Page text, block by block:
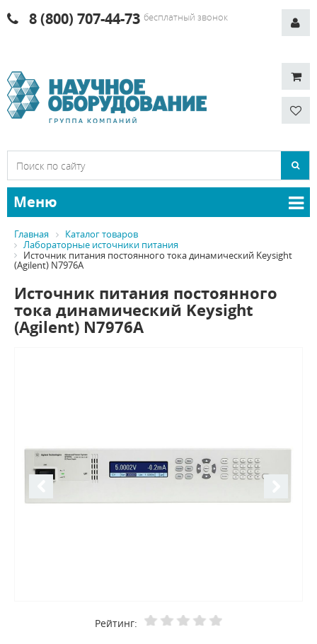
8 (800) 707-44-73 бесплатный звонок
Меню
Главная
Каталог товаров
Лабораторные источники питания
Источник питания постоянного тока динамический Keysight
(Agilent) N7976A
Источник питания постоянного
тока динамический Keysight
(Agilent) N7976A
Рейтинг: